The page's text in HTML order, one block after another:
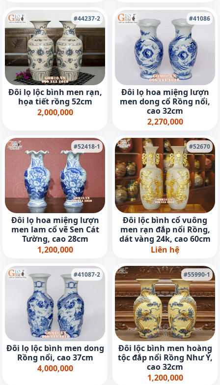
#44237-2
Đôi lọ lộc bình men rạn,
họa tiết rồng 52cm
2,000,000
#41086
Đôi lọ hoa miệng lượn
men dong cổ Rồng nổi,
cao 32cm
2,270,000
#52418-1
Đôi lọ hoa miệng lượn
men lam cổ vẽ Sen Cát
Tường, cao 28cm
1,200,000
#52670
Đôi lộc bình cổ vuông
men rạn đắp nổi Rồng,
dát vàng 24k, cao 60cm
Liên hệ
#41087-2
Đôi lọ lộc bình men dong
Rồng nổi, cao 37cm
4,000,000
#55990-1
Đôi lộc bình men hoàng
tộc đắp nổi Rồng Như Ý,
cao 32cm
1,200,000